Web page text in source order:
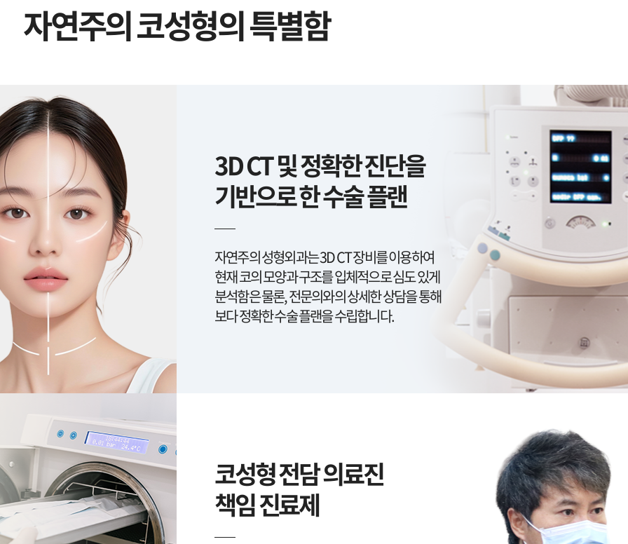
자연주의 코성형의 특별함
3D CT 및 정확한 진단을
기반으로 한 수술 플랜
자연주의 성형외과는 3D CT 장비를 이용하여
현재 코의 모양과 구조를 입체적으로 심도 있게
분석함은 물론, 전문의와의 상세한 상담을 통해
보다 정확한 수술 플랜을 수립합니다.
코성형 전담 의료진
책임 진료제